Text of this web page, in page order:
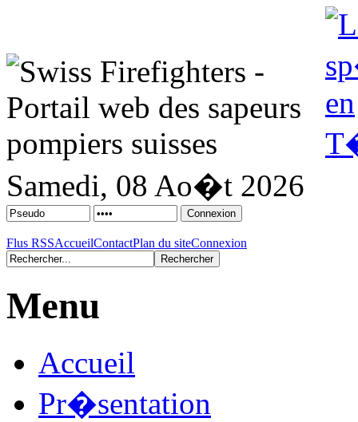
Samedi, 08 Ao�t 2026
Flus RSSAccueilContactPlan du siteConnexion
Menu
Accueil
Pr�sentation